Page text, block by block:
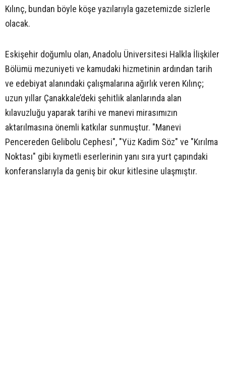
Kılınç, bundan böyle köşe yazılarıyla gazetemizde sizlerle
olacak.
Eskişehir doğumlu olan, Anadolu Üniversitesi Halkla İlişkiler
Bölümü mezuniyeti ve kamudaki hizmetinin ardından tarih
ve edebiyat alanındaki çalışmalarına ağırlık veren Kılınç;
uzun yıllar Çanakkale’deki şehitlik alanlarında alan
kılavuzluğu yaparak tarihi ve manevi mirasımızın
aktarılmasına önemli katkılar sunmuştur. "Manevi
Pencereden Gelibolu Cephesi", "Yüz Kadim Söz" ve "Kırılma
Noktası" gibi kıymetli eserlerinin yanı sıra yurt çapındaki
konferanslarıyla da geniş bir okur kitlesine ulaşmıştır.